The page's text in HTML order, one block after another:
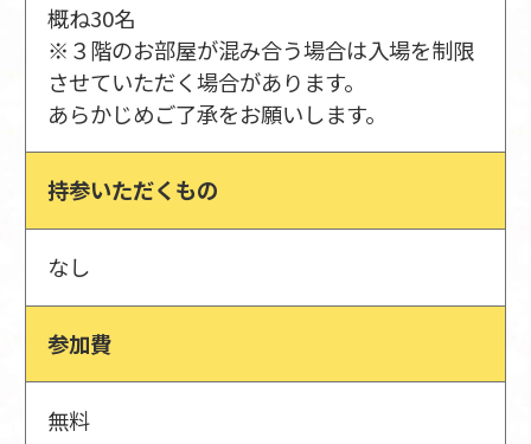
概ね30名
※３階のお部屋が混み合う場合は入場を制限
させていただく場合があります。
あらかじめご了承をお願いします。
持参いただくもの
なし
参加費
無料